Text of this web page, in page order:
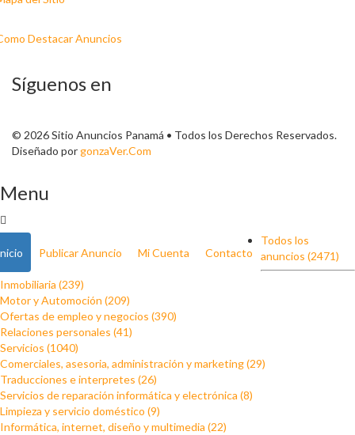
Destacar Anuncios
Síguenos en
© 2026 Sitio Anuncios Panamá • Todos los Derechos Reservados.
Diseñado porgonzaVer.Com
Menu
Publicar Anuncio Mi Cuenta Contacto
Todos los
anuncios (2471)
Inmobiliaria (239)
Motor y Automoción (209)
Ofertas de empleo y negocios (390)
Relaciones personales (41)
Servicios (1040)
Comerciales, asesoria, administración y marketing (29)
Traducciones e interpretes (26)
Servicios de reparación informática y electrónica (8)
Limpieza y servicio doméstico (9)
Informática, internet, diseño y multimedia (22)